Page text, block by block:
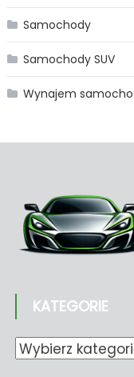
Samochody
Samochody SUV
Wynajem
KATEGORIE
Kategorie